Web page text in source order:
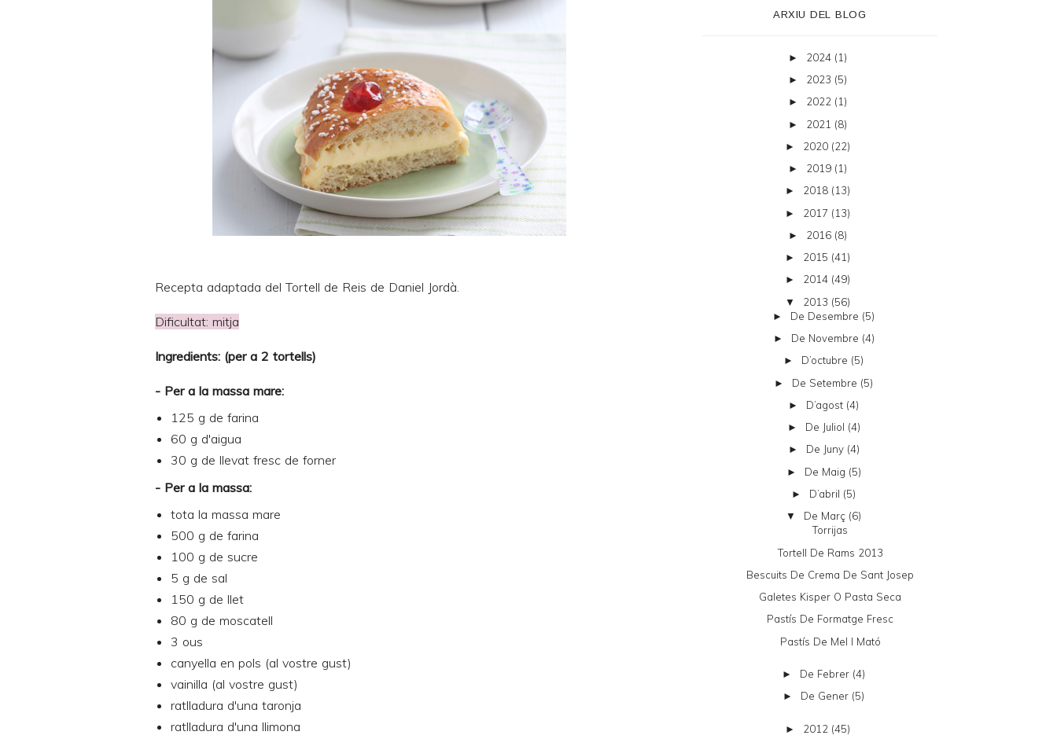
Recepta adaptada delTortell de Reis de Daniel Jordà.
Dificultat: mitja
Ingredients: (per a 2 tortells)
- Per a la massa mare:
125 g de farina
60 g d'aigua
30 g de llevat fresc de forner
- Per a la massa:
tota la massa mare
500 g de farina
100 g de sucre
5 g de sal
150 g de llet
80 g de moscatell
3 ous
canyella en pols (al vostre gust)
vainilla (al vostre gust)
ratlladura d'una taronja
ratlladura d'una llimona
ARXIU DEL BLOG
► 2024 (1)
► 2023 (5)
► 2022 (1)
► 2021 (8)
► 2020 (22)
► 2019 (1)
► 2018 (13)
► 2017 (13)
► 2016 (8)
► 2015 (41)
► 2014 (49)
▼ 2013 (56)
► De Desembre (5)
► De Novembre (4)
► D’octubre (5)
► De Setembre (5)
► D’agost (4)
► De Juliol (4)
► De Juny (4)
► De Maig (5)
► D’abril (5)
▼ De Març (6)
Torrijas
Tortell De Rams 2013
Bescuits De Crema De Sant Josep
Galetes Kisper O Pasta Seca
Pastís De Formatge Fresc
Pastís De Mel I Mató
► De Febrer (4)
► De Gener (5)
► 2012 (45)